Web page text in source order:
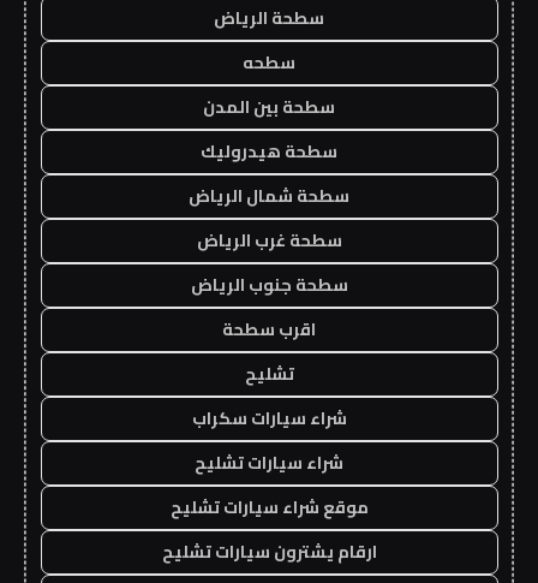
سطحة الرياض
سطحه
سطحة بين المدن
سطحة هيدروليك
سطحة شمال الرياض
سطحة غرب الرياض
سطحة جنوب الرياض
اقرب سطحة
تشليح
شراء سيارات سكراب
شراء سيارات تشليح
موقع شراء سيارات تشليح
ارقام يشترون سيارات تشليح